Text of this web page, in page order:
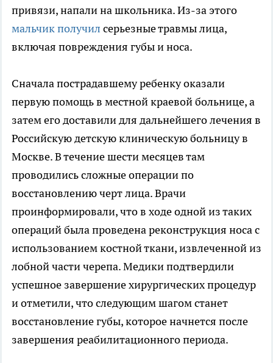
привязи, напали на школьника. Из-за этого
мальчик получил серьезные травмы лица,
включая повреждения губы и носа.
Сначала пострадавшему ребенку оказали
первую помощь в местной краевой больнице, а
затем его доставили для дальнейшего лечения в
Российскую детскую клиническую больницу в
Москве. В течение шести месяцев там
проводились сложные операции по
восстановлению черт лица. Врачи
проинформировали, что в ходе одной из таких
операций была проведена реконструкция носа с
использованием костной ткани, извлеченной из
лобной части черепа. Медики подтвердили
успешное завершение хирургических процедур
и отметили, что следующим шагом станет
восстановление губы, которое начнется после
завершения реабилитационного периода.